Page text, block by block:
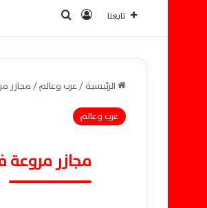
تابعنا تسجيل الدخول
الرئيسية/عرب وعالم/مجازر
عرب وعالم
مجازر مروعة